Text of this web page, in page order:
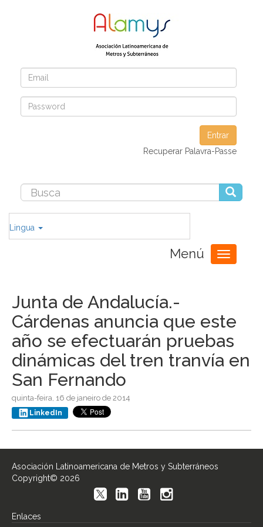
Entrar
Recuperar Palavra-Passe
Lingua
Menú
Toggle
navigation
Junta de Andalucía.-
Cárdenas anuncia que este
año se efectuarán pruebas
dinámicas del tren tranvía en
San Fernando
quinta-feira, 16 de janeiro de 2014
LinkedIn
Asociación Latinoamericana de Metros y Subterráneos
Copyright© 2026
Enlaces